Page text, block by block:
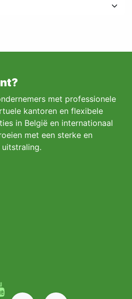
met professionele
kantoren en flexibele
in België en internationaal
met een sterke en